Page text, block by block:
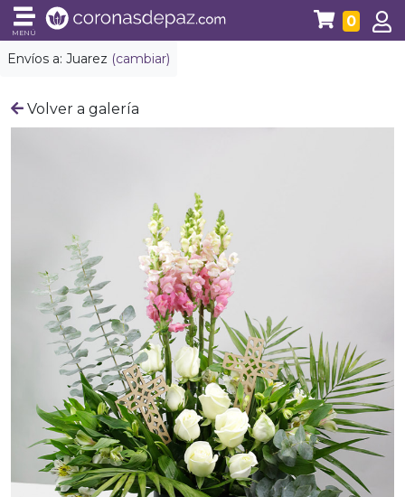
Envíos a: Juarez (cambiar)
MENÚ
0
Volver a galería